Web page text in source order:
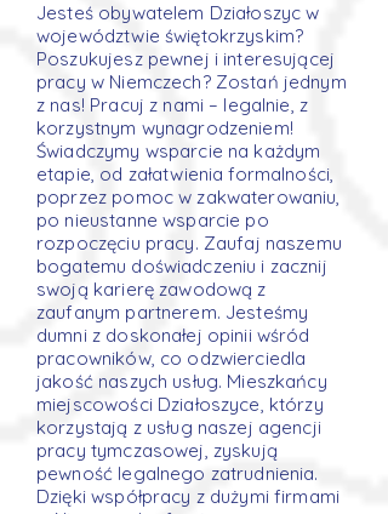
Jesteś obywatelem Działoszyc w
województwie świętokrzyskim?
Poszukujesz pewnej i interesującej
pracy w Niemczech? Zostań jednym
z nas! Pracuj z nami – legalnie, z
korzystnym wynagrodzeniem!
Świadczymy wsparcie na każdym
etapie, od załatwienia formalności,
poprzez pomoc w zakwaterowaniu,
po nieustanne wsparcie po
rozpoczęciu pracy. Zaufaj naszemu
bogatemu doświadczeniu i zacznij
swoją karierę zawodową z
zaufanym partnerem. Jesteśmy
dumni z doskonałej opinii wśród
pracowników, co odzwierciedla
jakość naszych usług. Mieszkańcy
miejscowości Działoszyce, którzy
korzystają z usług naszej agencji
pracy tymczasowej, zyskują
pewność legalnego zatrudnienia.
Dzięki współpracy z dużymi firmami